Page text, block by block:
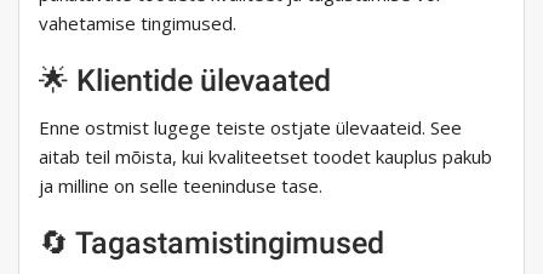
vahetamise tingimused.
🌟 Klientide ülevaated
Enne ostmist lugege teiste ostjate ülevaateid. See
aitab teil mõista, kui kvaliteetset toodet kauplus pakub
ja milline on selle teeninduse tase.
🔄 Tagastamistingimused